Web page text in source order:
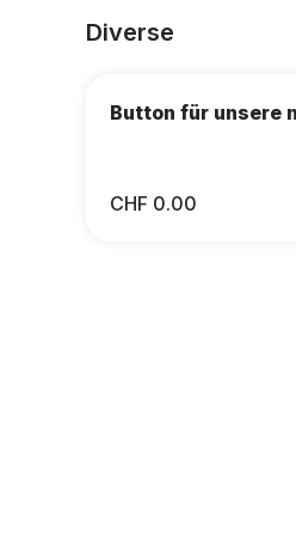
Diverse
Button für unsere
CHF 0.00